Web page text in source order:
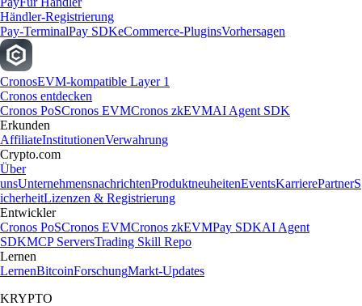
Händler-Registrierung
Pay-TerminalPay SDKeCommerce-PluginsVorhersagen
CronosEVM-kompatible Layer 1
Cronos entdecken
Cronos PoSCronos EVMCronos zkEVMAI Agent SDK
Erkunden
AffiliateInstitutionenVerwahrung
Crypto.com
Über
unsUnternehmensnachrichtenProduktneuheitenEventsKarrierePartnerS
icherheitLizenzen & Registrierung
Entwickler
Cronos PoSCronos EVMCronos zkEVMPay SDKAI Agent
SDKMCP ServersTrading Skill Repo
Lernen
LernenBitcoinForschungMarkt-Updates
KRYPTO